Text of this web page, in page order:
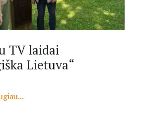
TV laidai
Lietuva“